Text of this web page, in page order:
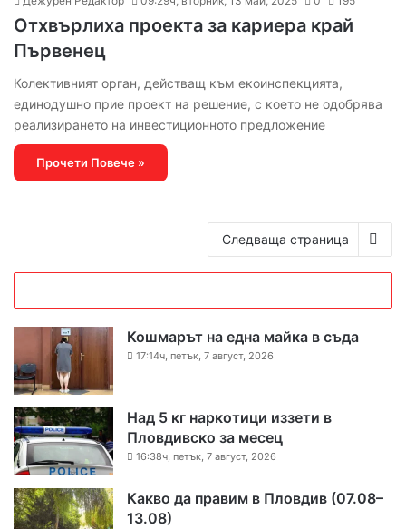
Отхвърлиха проекта за кариера край
Първенец
Колективният орган, действащ към екоинспекцията,
единодушно прие проект на решение, с което не одобрява
реализирането на инвестиционното предложение
Прочети Повече »
Следваща страница
Кошмарът на една майка в съда
17:14ч, петък, 7 август, 2026
Над 5 кг наркотици иззети в
Пловдивско за месец
16:38ч, петък, 7 август, 2026
Какво да правим в Пловдив (07.08–
13.08)